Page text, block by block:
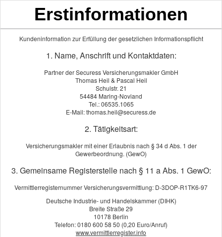
Mittelmoselversicherungsmaklerbüro
Thomas Heil & Pascal Heil
Umweltschaden-Haft­pflicht
Erstinformationen
Kundeninformation zur Erfüllung der gesetzlichen Informationspflicht
1. Name, Anschrift und Kontaktdaten:
Partner der Securess Versicherungsmakler GmbH
Thomas Heil & Pascal Heil
Schulstr. 21
54484 Maring-Noviand
Tel.: 06535.1065
E-Mail: thomas.heil@securess.de
2. Tätigkeitsart:
Versicherungsmakler mit einer Erlaubnis nach § 34 d Abs. 1 der
Gewerbeordnung. (GewO)
3. Gemeinsame Registerstelle nach § 11 a Abs. 1 GewO:
Vermittlerregisternummer Versicherungsvermittlung: D-3DOP-R1TK6-97
Deutsche Industrie- und Handelskammer (DIHK)
Breite Straße 29
10178 Berlin
Telefon: 0180 600 58 50 (0,20 Euro/Anruf)
www.vermittlerregister.info